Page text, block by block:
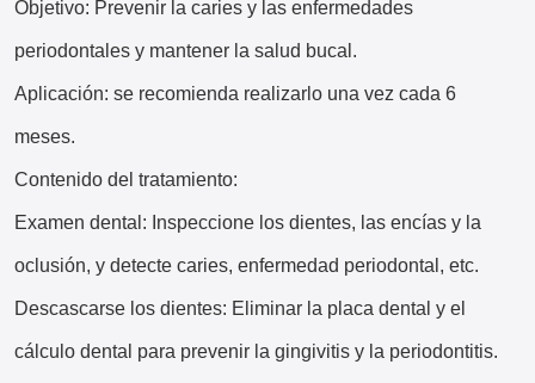
Objetivo: Prevenir la caries y las enfermedades
periodontales y mantener la salud bucal.
Aplicación: se recomienda realizarlo una vez cada 6
meses.
Contenido del tratamiento:
Examen dental: Inspeccione los dientes, las encías y la
oclusión, y detecte caries, enfermedad periodontal, etc.
Descascarse los dientes: Eliminar la placa dental y el
cálculo dental para prevenir la gingivitis y la periodontitis.